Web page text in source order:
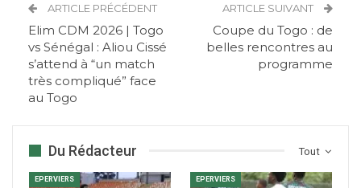
ARTICLE PRÉCÉDENT
Elim CDM 2026 | Togo
vs Sénégal : Aliou Cissé
s’attend à “un match
très compliqué” face
au Togo
ARTICLE SUIVANT
Coupe du Togo : de
belles rencontres au
programme
Tout
Du Rédacteur
EPERVIERS EPERVIERS